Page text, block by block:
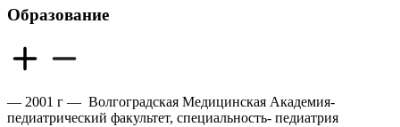
Образование
— 2001 г — Волгоградская Медицинская Академия-
педиатрический факультет, специальность- педиатрия